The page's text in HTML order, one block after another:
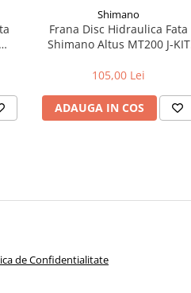
Shimano
Frana Disc Hidraulica Fata
Shimano Altus MT200 J-KIT
105,00 Lei
ADAUGA IN COS
de Confidentialitate